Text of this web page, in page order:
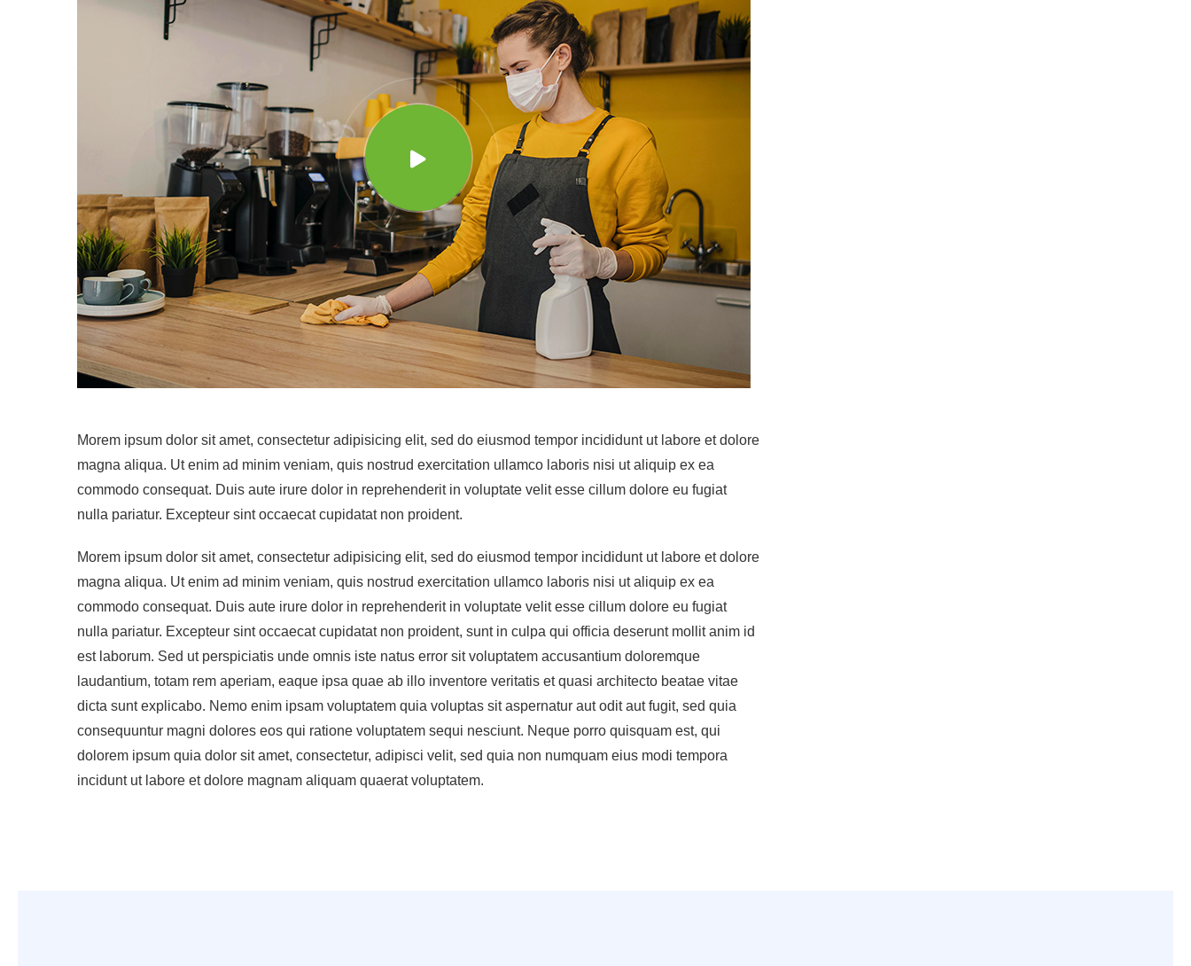
Morem ipsum dolor sit amet, consectetur adipisicing elit, sed do eiusmod tempor incididunt ut labore et dolore
magna aliqua. Ut enim ad minim veniam, quis nostrud exercitation ullamco laboris nisi ut aliquip ex ea
commodo consequat. Duis aute irure dolor in reprehenderit in voluptate velit esse cillum dolore eu fugiat
nulla pariatur. Excepteur sint occaecat cupidatat non proident.
Morem ipsum dolor sit amet, consectetur adipisicing elit, sed do eiusmod tempor incididunt ut labore et dolore
magna aliqua. Ut enim ad minim veniam, quis nostrud exercitation ullamco laboris nisi ut aliquip ex ea
commodo consequat. Duis aute irure dolor in reprehenderit in voluptate velit esse cillum dolore eu fugiat
nulla pariatur. Excepteur sint occaecat cupidatat non proident, sunt in culpa qui officia deserunt mollit anim id
est laborum. Sed ut perspiciatis unde omnis iste natus error sit voluptatem accusantium doloremque
laudantium, totam rem aperiam, eaque ipsa quae ab illo inventore veritatis et quasi architecto beatae vitae
dicta sunt explicabo. Nemo enim ipsam voluptatem quia voluptas sit aspernatur aut odit aut fugit, sed quia
consequuntur magni dolores eos qui ratione voluptatem sequi nesciunt. Neque porro quisquam est, qui
dolorem ipsum quia dolor sit amet, consectetur, adipisci velit, sed quia non numquam eius modi tempora
incidunt ut labore et dolore magnam aliquam quaerat voluptatem.